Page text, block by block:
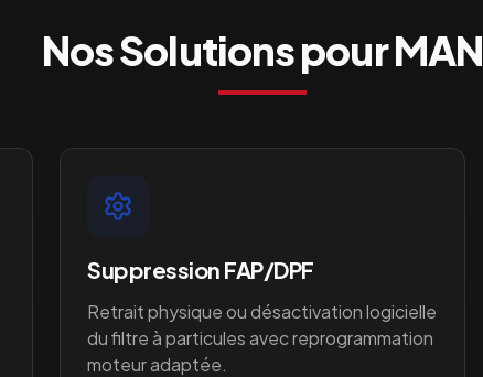
Nos Solutions pourMAN
Suppression FAP/DPF
Retrait physique ou désactivation logicielle
du filtre à particules avec reprogrammation
moteur adaptée.